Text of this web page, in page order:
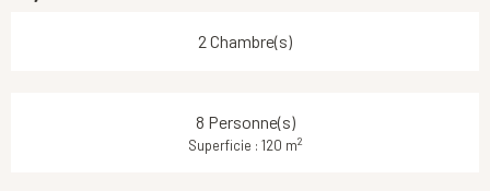
2 Chambre(s)
8 Personne(s)
Superficie : 120 m2